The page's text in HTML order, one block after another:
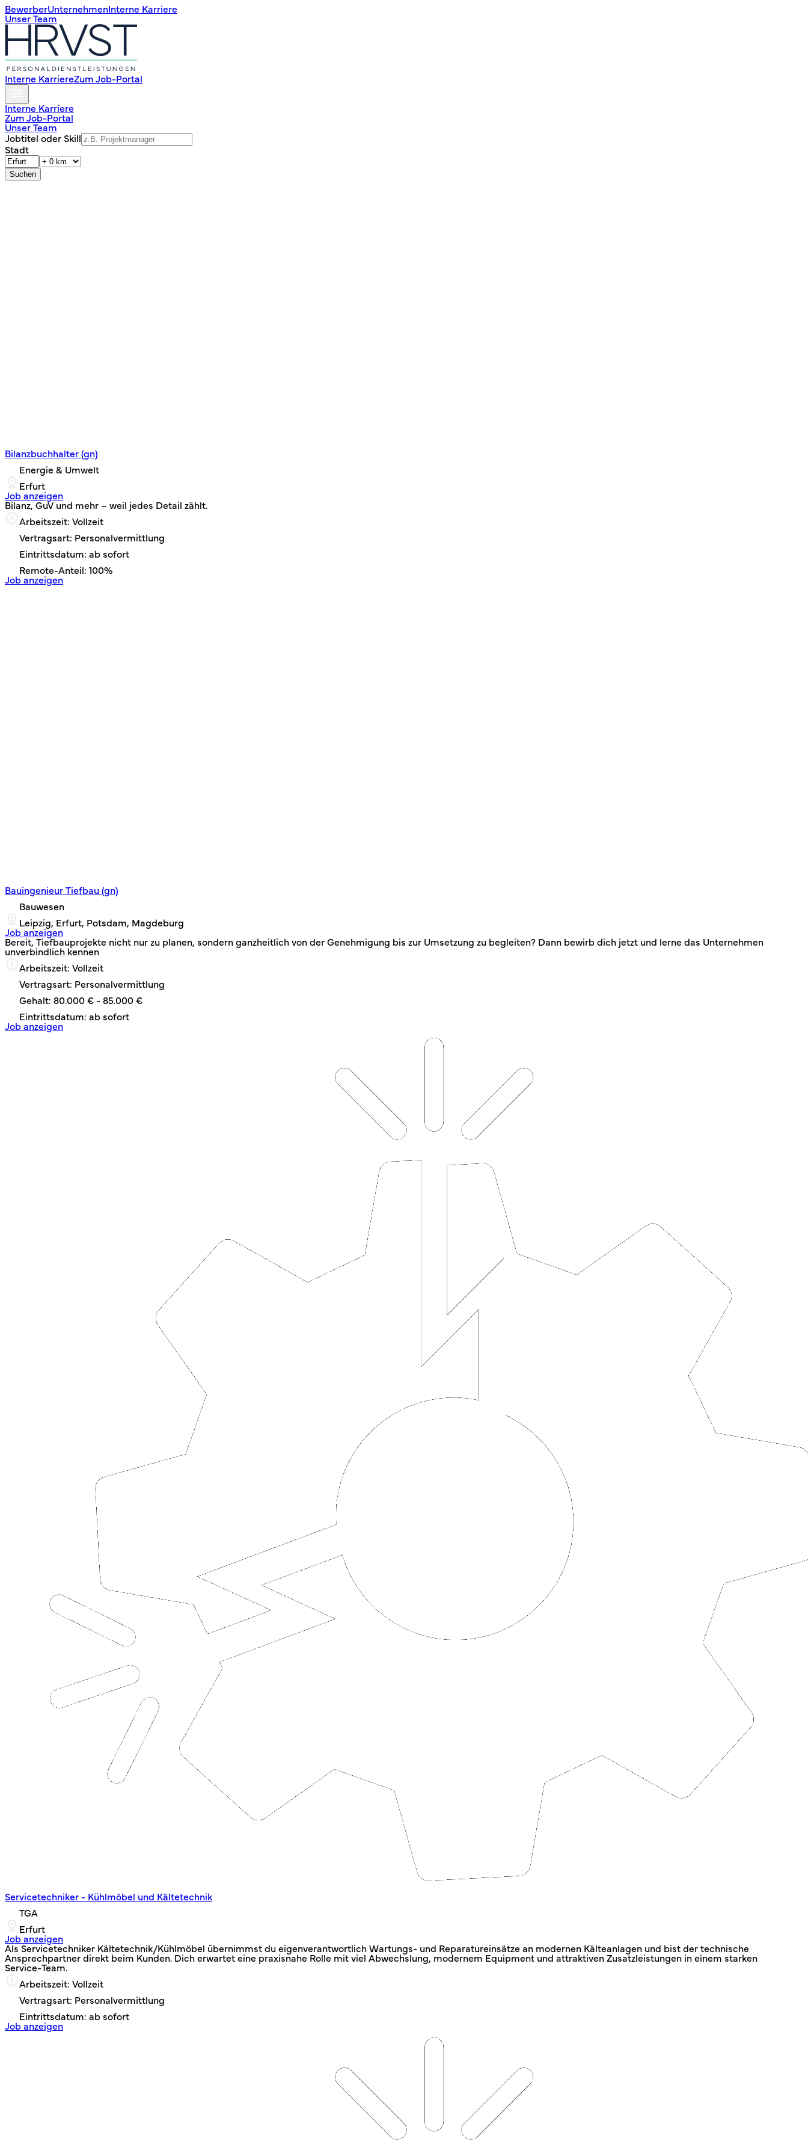
BewerberUnternehmen Interne Karriere
Unser Team
Interne KarriereZum Job-Portal
Interne Karriere
Zum Job-Portal
Unser Team
Jobtitel oder Skill
Stadt
Suchen
Bilanzbuchhalter (gn)
Energie & Umwelt
Erfurt
Job anzeigen
Bilanz, GuV und mehr – weil jedes Detail zählt.
Arbeitszeit: Vollzeit
Vertragsart: Personalvermittlung
Eintrittsdatum: ab sofort
Remote-Anteil: 100%
Job anzeigen
Bauingenieur Tiefbau (gn)
Bauwesen
Leipzig, Erfurt, Potsdam, Magdeburg
Job anzeigen
Bereit, Tiefbauprojekte nicht nur zu planen, sondern ganzheitlich von der Genehmigung bis zur Umsetzung zu begleiten? Dann bewirb dich jetzt und lerne das Unternehmen
unverbindlich kennen
Arbeitszeit: Vollzeit
Vertragsart: Personalvermittlung
Gehalt: 80.000 € - 85.000 €
Eintrittsdatum: ab sofort
Job anzeigen
Servicetechniker - Kühlmöbel und Kältetechnik
TGA
Erfurt
Job anzeigen
Als Servicetechniker Kältetechnik/Kühlmöbel übernimmst du eigenverantwortlich Wartungs‑ und Reparatureinsätze an modernen Kälteanlagen und bist der technische
Ansprechpartner direkt beim Kunden. Dich erwartet eine praxisnahe Rolle mit viel Abwechslung, modernem Equipment und attraktiven Zusatzleistungen in einem starken
Service‑Team.
Arbeitszeit: Vollzeit
Vertragsart: Personalvermittlung
Eintrittsdatum: ab sofort
Job anzeigen